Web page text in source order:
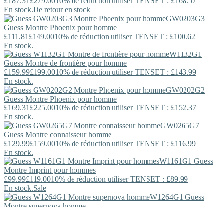
En stock.De retour en stock
GW0203G3
Guess Montre Phoenix pour homme
£111.81 £149.0010% de réduction utiliser TENSET : £100.62
En stock.
W1132G1
Guess Montre de frontière pour homme
£159.99£199.0010% de réduction utiliser TENSET : £143.99
En stock.
GW0202G2
Guess Montre Phoenix pour homme
£169.31 £225.0010% de réduction utiliser TENSET : £152.37
En stock.
GW0265G7
Guess Montre connaisseur homme
£129.99£159.0010% de réduction utiliser TENSET : £116.99
En stock.
W1161G1 Guess
Montre Imprint pour hommes
£99.99£119.0010% de réduction utiliser TENSET : £89.99
En stock.Sale
W1264G1 Guess